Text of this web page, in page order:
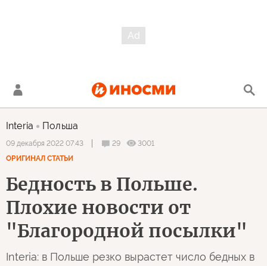
Interia Польша
09 декабря 2022 07:43 29
3001
ОРИГИНАЛ СТАТЬИ
Бедность в Польше.
Плохие новости от
"Благородной посылки"
Interia: в Польше резко вырастет число бедных в